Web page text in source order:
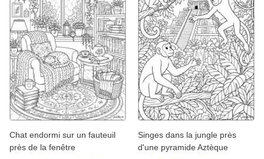
Chat endormi sur un fauteuil
près de la fenêtre
Singes dans la jungle près
d'une pyramide Aztèque